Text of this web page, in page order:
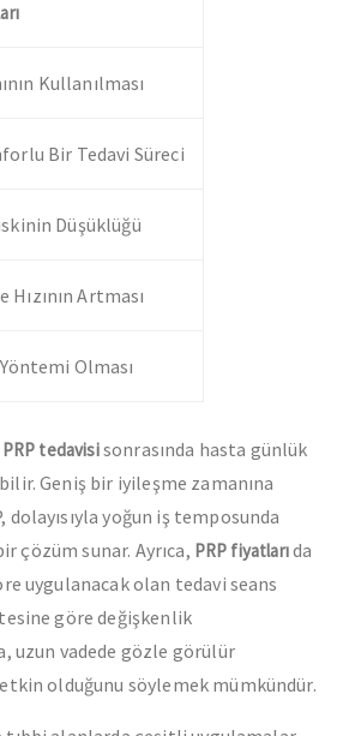
Kullanılması
Bir Tedavi Süreci
Düşüklüğü
Artması
Olması
PRP tedavisisonrasında hasta günlük
Geniş bir iyileşme zamanına
dolayısıyla yoğun iş temposunda
çözüm sunar. Ayrıca, PRP fiyatlarıda
uygulanacak olan tedavi seans
göre değişkenlik
uzun vadede gözle görülür
olduğunu söylemek mümkündür.